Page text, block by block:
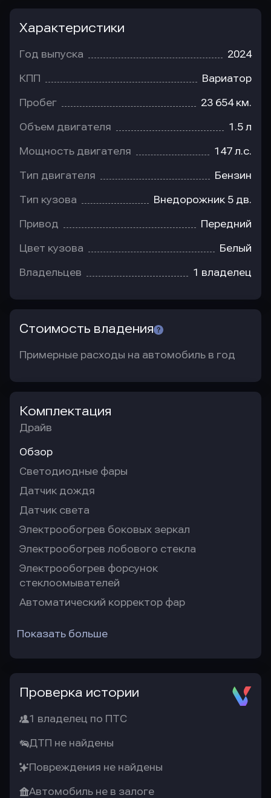
Характеристики
Год выпуска 2024
КПП Вариатор
Пробег 23 654 км.
Объем двигателя 1.5 л
Мощность двигателя 147 л.с.
Тип двигателя Бензин
Тип кузова Внедорожник 5 дв.
Привод Передний
Цвет кузова Белый
Владельцев 1 владелец
Стоимость владения
Примерные расходы на автомобиль в год
Комплектация
Драйв
Обзор
Светодиодные фары
Датчик дождя
Датчик света
Электрообогрев боковых зеркал
Электрообогрев лобового стекла
Электрообогрев форсунок
стеклоомывателей
Автоматический корректор фар
Показать больше
Проверка истории
1 владелец по ПТС
ДТП не найдены
Повреждения не найдены
Автомобиль не в залоге